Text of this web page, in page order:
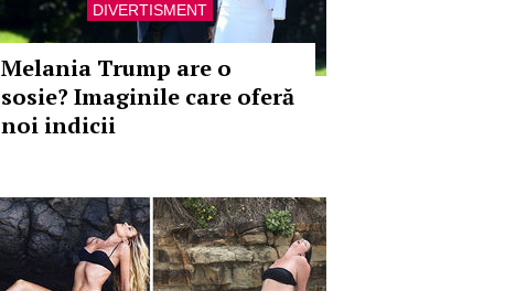
DIVERTISMENT
Melania Trump are o
sosie? Imaginile care oferă
noi indicii